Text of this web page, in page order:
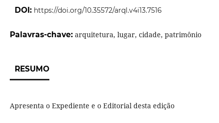
DOI: https://doi.org/10.35572/arql.v4i13.7516
Palavras-chave: arquitetura, lugar, cidade, patrimônio
RESUMO
Apresenta o Expediente e o Editorial desta edição